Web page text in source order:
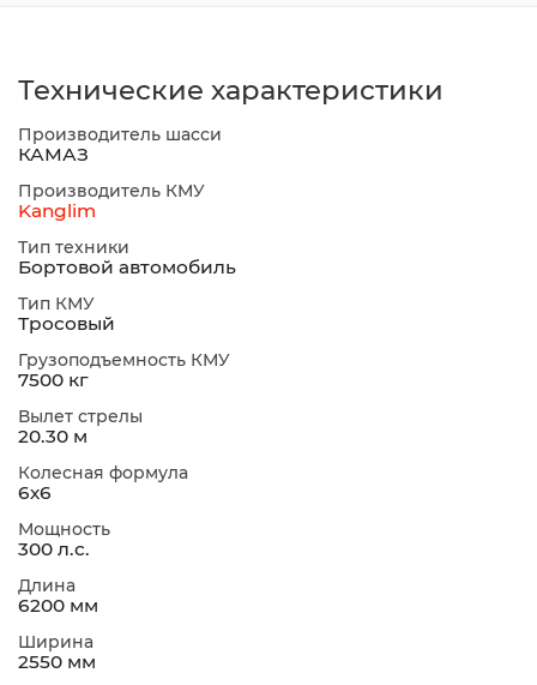
Технические характеристики
Производитель шасси
КАМАЗ
Производитель КМУ
Kanglim
Тип техники
Бортовой автомобиль
Тип КМУ
Тросовый
Грузоподъемность КМУ
7500 кг
Вылет стрелы
20.30 м
Колесная формула
6х6
Мощность
300 л.с.
Длина
6200 мм
Ширина
2550 мм